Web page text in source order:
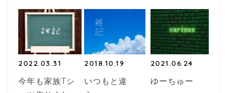
k
2022.03.31
今年も家族Tシ
2018.10.19
いつもと違
2021.06.24
ゆーちゅー